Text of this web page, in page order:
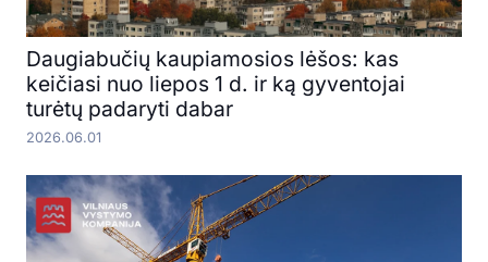
Daugiabučių kaupiamosios lėšos: kas
keičiasi nuo liepos 1 d. ir ką gyventojai
turėtų padaryti dabar
2026.06.01